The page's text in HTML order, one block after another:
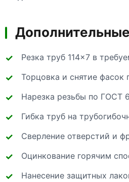
Резка труб 114×7 в
Торцовка и снятие фасок
Нарезка резьбы по ГОСТ
Гибка труб на
Сверление отверстий и
Оцинкование горячим
Нанесение защитных